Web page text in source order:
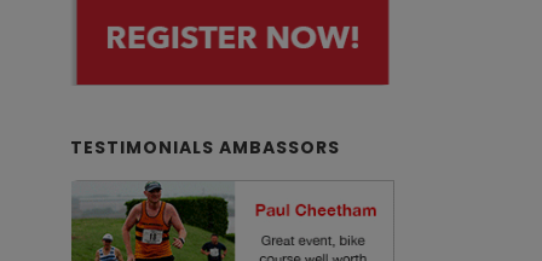
TESTIMONIALS AMBASSORS